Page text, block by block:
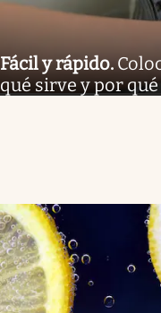
Fácil y rápido.
qué sirve y por